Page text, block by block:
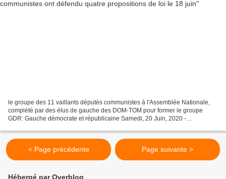
le groupe des 11 vaillants députés communistes à l'Assemblée Nationale,
complété par des élus de gauche des DOM-TOM pour former le groupe
GDR: Gauche démocrate et républicaine Samedi, 20 Juin, 2020 -
< Page précédente Page suivante >
Hébergé par Overblog